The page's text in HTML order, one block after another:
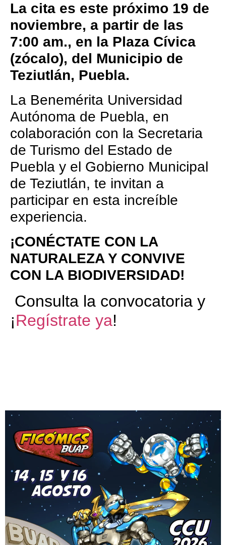
La cita es este próximo 19 de
noviembre, a partir de las
7:00 am., en la Plaza Cívica
(zócalo), del Municipio de
Teziutlán, Puebla.
La Benemérita Universidad
Autónoma de Puebla, en
colaboración con la Secretaria
de Turismo del Estado de
Puebla y el Gobierno Municipal
de Teziutlán, te invitan a
participar en esta increíble
experiencia.
¡CONÉCTATE CON LA
NATURALEZA Y CONVIVE
CON LA BIODIVERSIDAD!
Consulta la convocatoria y
¡Regístrate ya!